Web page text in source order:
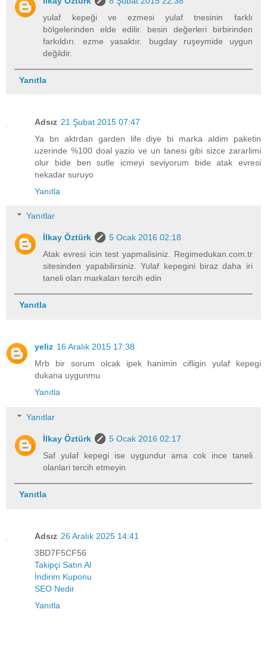
yulaf kepeği ve ezmesi yulaf tnesinin farklı
bölgelerinden elde edilir. besin değerleri birbirinden
farkıldırı. ezme yasaktır. bugday ruşeymide uygun
değildir.
Yanıtla
Adsız 21 Şubat 2015 07:47
Ya bn aktrdan garden life diye bi marka aldim paketin
uzerinde %100 doal yazio ve un tanesi gibi sizce zararlimi
olur bide ben sutle icmeyi seviyorum bide atak evresi
nekadar suruyo
Yanıtla
Yanıtlar
İlkay Öztürk
5 Ocak 2016 02:18
Atak evresi icin test yapmalisiniz. Regimedukan.com.tr
sitesinden yapabilirsiniz. Yulaf kepegini biraz daha iri
taneli olan markaları tercih edin
Yanıtla
yeliz 16 Aralık 2015 17:38
Mrb bir sorum olcak ipek hanimin cifligin yulaf kepegi
dukana uygunmu
Yanıtla
Yanıtlar
İlkay Öztürk
5 Ocak 2016 02:17
Saf yulaf kepegi ise uygundur ama cok ince taneli
olanlari tercih etmeyin
Yanıtla
Adsız 26 Aralık 2025 14:41
3BD7F5CF56
Takipçi Satın Al
İndirim Kuponu
SEO Nedir
Yanıtla